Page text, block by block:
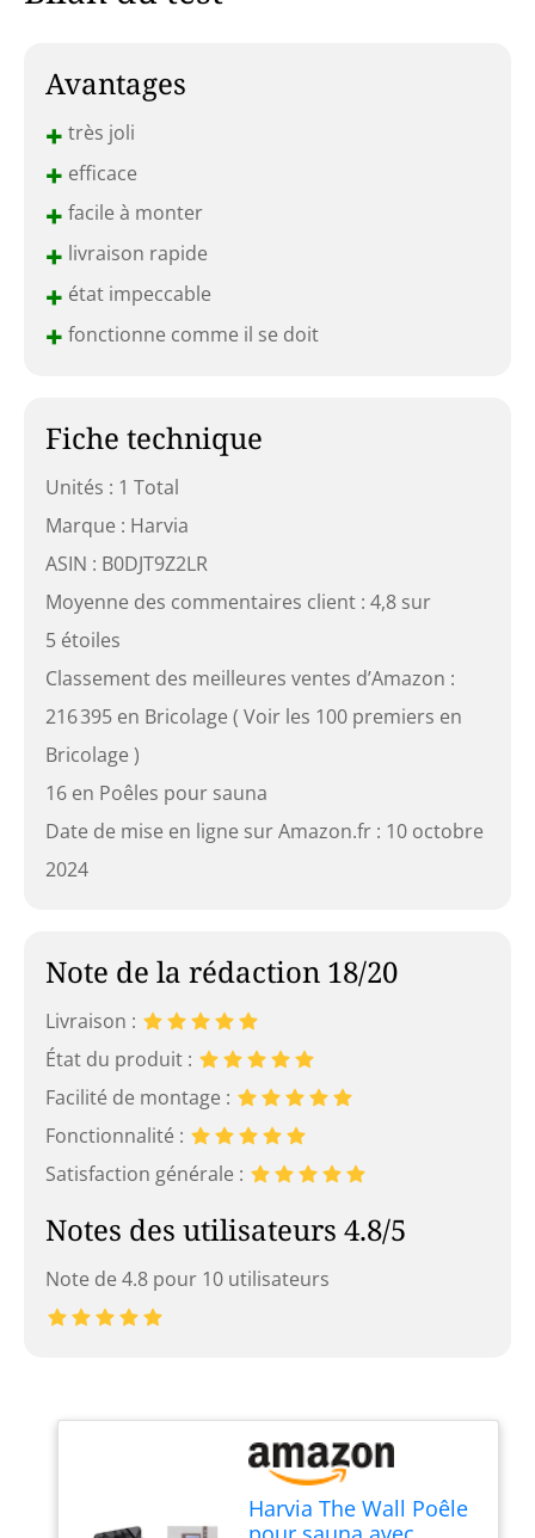
Avantages
+ très joli
+ efficace
+ facile à monter
+ livraison rapide
+ état impeccable
+ fonctionne comme il se doit
Fiche technique
Unités : 1 Total
Marque : Harvia
ASIN : B0DJT9Z2LR
Moyenne des commentaires client : 4,8 sur
5 étoiles
Classement des meilleures ventes d’Amazon :
216 395 en Bricolage ( Voir les 100 premiers en
Bricolage )
16 en Poêles pour sauna
Date de mise en ligne sur Amazon.fr : 10 octobre
2024
Note de la rédaction 18/20
Livraison :
État du produit :
Facilité de montage :
Fonctionnalité :
Satisfaction générale :
Notes des utilisateurs 4.8/5
Note de 4.8 pour 10 utilisateurs
Harvia The Wall Poêle